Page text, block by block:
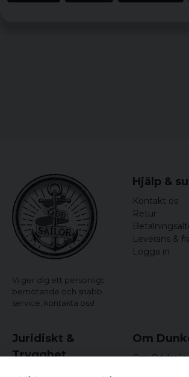
Vi ger dig ett personligt
bemötande och snabb
service, kontakta oss!
Hjälp &
Kontakt os
Retur
Leverans &
Logga in
Juridiskt &
Trygghet
Købs- og leveringsvilkår
Om
Om